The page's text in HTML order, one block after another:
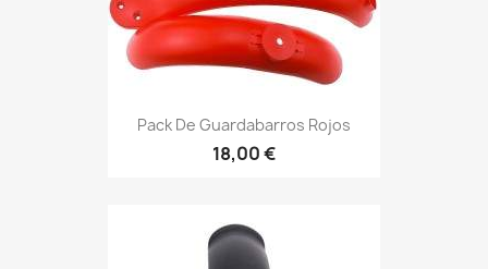
Pack De Guardabarros Rojos
18,00 €